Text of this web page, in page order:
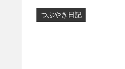
つぶやき日記